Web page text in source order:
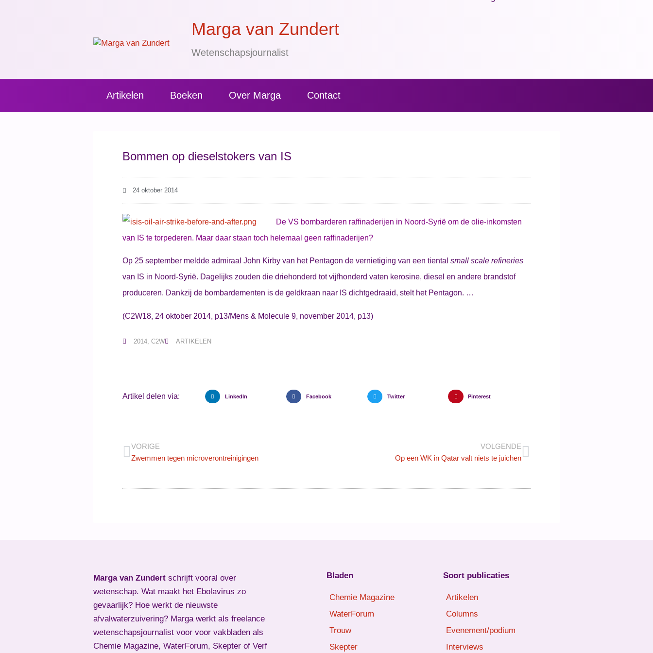
Marga van Zundert
Wetenschapsjournalist
Artikelen Boeken Over Marga Contact
Bommen op dieselstokers van IS
24 oktober 2014
De VS bombarderen raffinaderijen in Noord-Syrië om de olie-inkomsten
van IS te torpederen. Maar daar staan toch helemaal geen raffinaderijen?
Op 25 september meldde admiraal John Kirby van het Pentagon de vernietiging van een tiental small scale refineries
van IS in Noord-Syrië. Dagelijks zouden die driehonderd tot vijfhonderd vaten kerosine, diesel en andere brandstof
produceren. Dankzij de bombardementen is de geldkraan naar IS dichtgedraaid, stelt het Pentagon. …
(C2W18, 24 oktober 2014, p13/Mens & Molecule 9, november 2014, p13)
2014, C2W ARTIKELEN
Artikel delen via: LinkedIn Facebook Twitter Pinterest
VORIGE
Zwemmen tegen microverontreinigingen
VOLGENDE
Op een WK in Qatar valt niets te juichen
Marga van Zundert schrijft vooral over
wetenschap. Wat maakt het Ebolavirus zo
gevaarlijk? Hoe werkt de nieuwste
afvalwaterzuivering? Marga werkt als freelance
wetenschapsjournalist voor voor vakbladen als
Chemie Magazine, WaterForum, Skepter of Verf
Bladen
Chemie Magazine
WaterForum
Trouw
Skepter
Soort publicaties
Artikelen
Columns
Evenement/podium
Interviews